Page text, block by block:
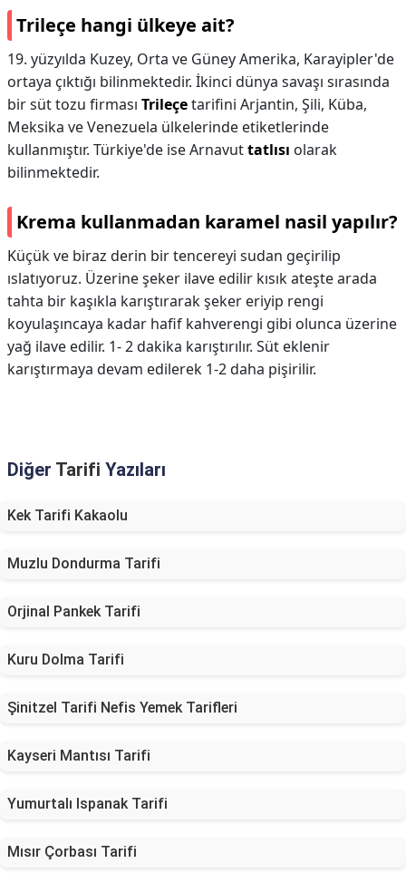
Trileçe hangi ülkeye ait?
19. yüzyılda Kuzey, Orta ve Güney Amerika, Karayipler'de
ortaya çıktığı bilinmektedir. İkinci dünya savaşı sırasında
bir süt tozu firması Trileçetarifini Arjantin, Şili, Küba,
Meksika ve Venezuela ülkelerinde etiketlerinde
kullanmıştır. Türkiye'de ise Arnavuttatlısı olarak
bilinmektedir.
Krema kullanmadan karamel nasil yapılır?
Küçük ve biraz derin bir tencereyi sudan geçirilip
ıslatıyoruz. Üzerine şeker ilave edilir kısık ateşte arada
tahta bir kaşıkla karıştırarak şeker eriyip rengi
koyulaşıncaya kadar hafif kahverengi gibi olunca üzerine
yağ ilave edilir. 1- 2 dakika karıştırılır. Süt eklenir
karıştırmaya devam edilerek 1-2 daha pişirilir.
Diğer Tarifi Yazıları
Kek Tarifi Kakaolu
Muzlu Dondurma Tarifi
Orjinal Pankek Tarifi
Kuru Dolma Tarifi
Şinitzel Tarifi Nefis Yemek Tarifleri
Kayseri Mantısı Tarifi
Yumurtalı Ispanak Tarifi
Mısır Çorbası Tarifi